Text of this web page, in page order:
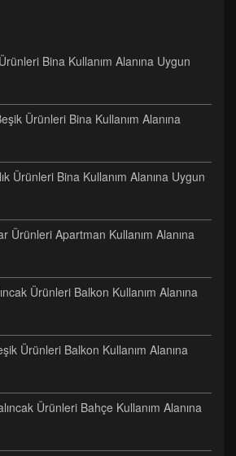
Bina Kullanım Alanına Uygun
Ürünleri Bina Kullanım Alanına
Ürünleri Bina Kullanım Alanına Uygun
Ürünleri Apartman Kullanım Alanına
Ürünleri Balkon Kullanım Alanına
Ürünleri Balkon Kullanım Alanına
Ürünleri Bahçe Kullanım Alanına